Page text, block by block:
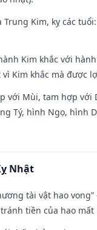
Trung Kim, kỵ các
Kim khắc với
Kim khắc mà được
với Mùi, tam hợp với
Tý, hình Ngọ, hình
Nhật
tài vật hao
tiền của hao mất